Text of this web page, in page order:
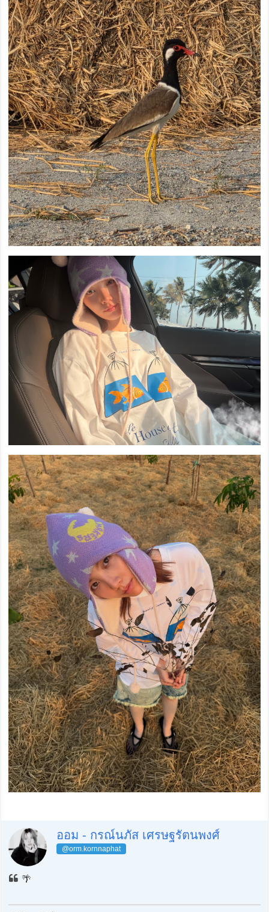
ออม - กรณ์นภัส เศรษฐรัตนพงศ์
@orm.kornnaphat
🌴